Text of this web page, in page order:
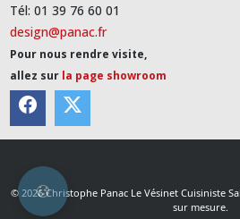
Tél: 01 39 76 60 01
design@panac.fr
Pour nous rendre visite,
allez sur la page showroom
© 2026 Christophe Panac Le Vésinet Cuisiniste
sur mesure.